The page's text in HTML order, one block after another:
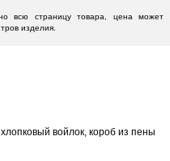
всю страницу товара, цена может
изделия.
войлок, короб из пены